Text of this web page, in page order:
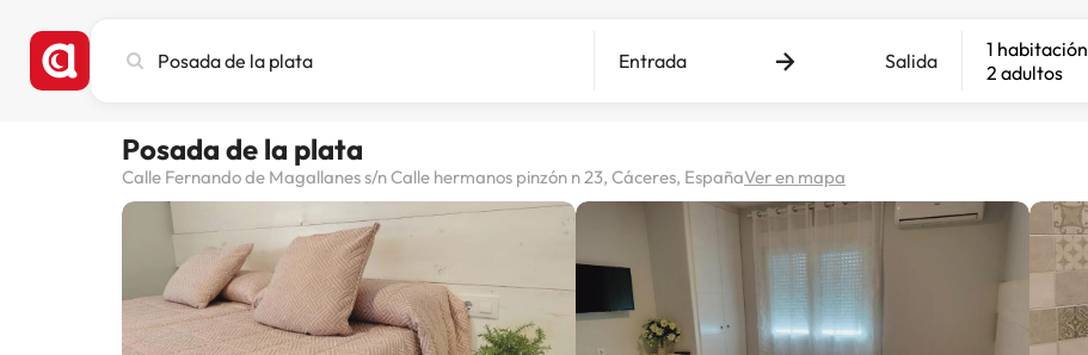
ciudad,
destino
Entrada Salida
1 habitación
2 adultos
Posada de la plata
Calle Fernando de Magallanes s/n Calle hermanos pinzón n 23, Cáceres, EspañaVer en mapa